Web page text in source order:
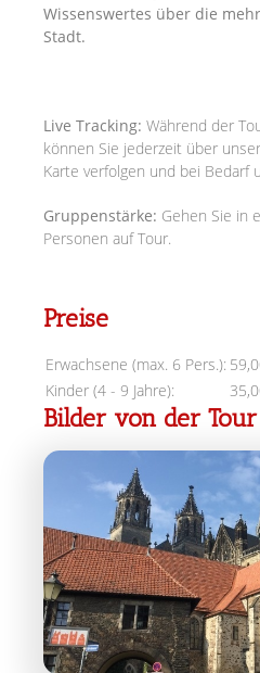
Wissenswertes über die
Stadt.
Live Tracking: Während der
können Sie jederzeit über
Karte verfolgen und bei Bedarf
Gruppenstärke: Gehen Sie in
Personen auf Tour.
Preise
Erwachsene (max. 6 Pers.):
Kinder (4 - 9 Jahre):
Bilder von der Tour